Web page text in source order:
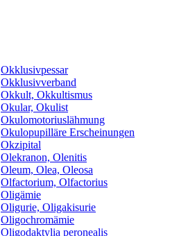
Okklusivpessar
Okklusivverband
Okkult, Okkultismus
Okular, Okulist
Okulomotoriuslähmung
Okulopupilläre Erscheinungen
Okzipital
Olekranon, Olenitis
Oleum, Olea, Oleosa
Olfactorium, Olfactorius
Oligämie
Oligurie, Oligakisurie
Oligochromämie
Oligodaktylia peronealis